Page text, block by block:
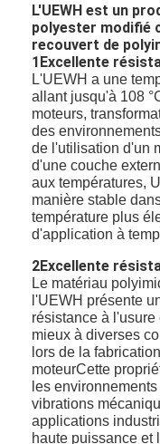
L'UEWH est un
polyester modifié
recouvert de
1Excellente
L'UEWH a une
allant jusqu'à 108
moteurs,
des
de l'utilisation d'un
d'une couche
aux températures,
manière stable
température plus
d'application à
2Excellente
Le matériau
l'UEWH présente
résistance à
mieux à diverses
lors de la
moteurCette
les
vibrations
applications
haute puissance et